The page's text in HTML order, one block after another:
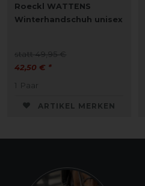
Roeckl WATTENS
Winterhandschuh unisex
statt 49,95 €
42,50 € *
1 Paar
ARTIKEL MERKEN